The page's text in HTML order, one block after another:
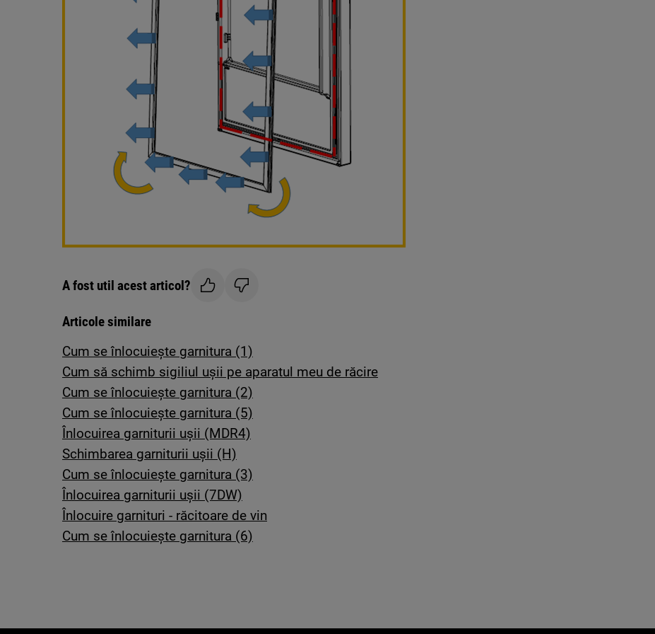
A fost util acest articol?
Articole similare
Cum se înlocuiește garnitura (1)
Cum să schimb sigiliul ușii pe aparatul meu de răcire
Cum se înlocuiește garnitura (2)
Cum se înlocuiește garnitura (5)
Înlocuirea garniturii ușii (MDR4)
Schimbarea garniturii ușii (H)
Cum se înlocuiește garnitura (3)
Înlocuirea garniturii ușii (7DW)
Înlocuire garnituri - răcitoare de vin
Cum se înlocuiește garnitura (6)